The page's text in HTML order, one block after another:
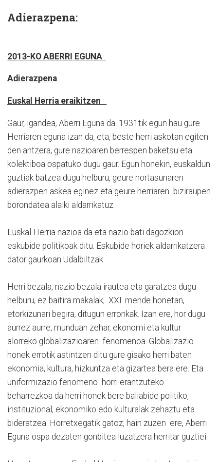
Adierazpena:
2013-KO ABERRI EGUNA
Adierazpena
Euskal Herria eraikitzen
Gaur, igandea, Aberri Eguna da. 1931tik egun hau gure
Herriaren eguna izan da, eta, beste herri askotan egiten
den antzera, gure nazioaren berrespen baketsu eta
kolektiboa ospatuko dugu gaur. Egun honekin, euskaldun
guztiak batzea dugu helburu, geure nortasunaren
adierazpen askea eginez eta geure herriaren biziraupen
borondatea alaiki aldarrikatuz.
Euskal Herria nazioa da eta nazio bati dagozkion
eskubide politikoak ditu. Eskubide horiek aldarrikatzera
dator gaurkoan Udalbiltzak.
Herri bezala, nazio bezala irautea eta garatzea dugu
helburu, ez baitira makalak, XXI. mende honetan,
etorkizunari begira, ditugun erronkak. Izan ere, hor dugu
aurrez aurre, munduan zehar, ekonomi eta kultur
alorreko globalizazioaren fenomenoa. Globalizazio
honek errotik astintzen ditu gure gisako herri baten
ekonomia, kultura, hizkuntza eta gizartea bera ere. Eta
uniformizazio fenomeno horri erantzuteko
beharrezkoa da herri honek bere baliabide politiko,
instituzional, ekonomiko edo kulturalak zehaztu eta
bideratzea. Horretxegatik gatoz, hain zuzen ere, Aberri
Eguna ospa dezaten gonbitea luzatzera herritar guztiei.